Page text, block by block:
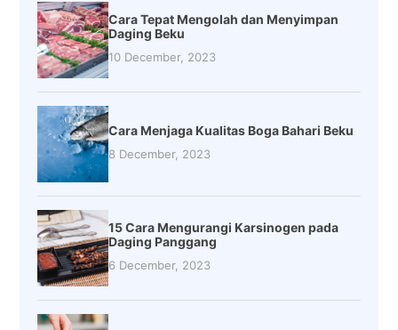
Cara Tepat Mengolah dan Menyimpan
Daging Beku
10 December, 2023
Cara Menjaga Kualitas Boga Bahari Beku
8 December, 2023
15 Cara Mengurangi Karsinogen pada
Daging Panggang
6 December, 2023